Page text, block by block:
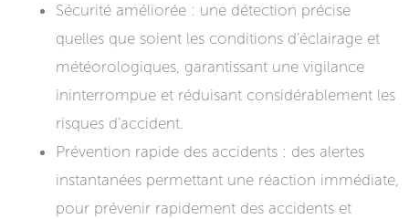
Sécurité améliorée : une détection précise
quelles que soient les conditions d’éclairage et
météorologiques, garantissant une vigilance
ininterrompue et réduisant considérablement les
risques d’accident.
Prévention rapide des accidents : des alertes
instantanées permettant une réaction immédiate,
pour prévenir rapidement des accidents et